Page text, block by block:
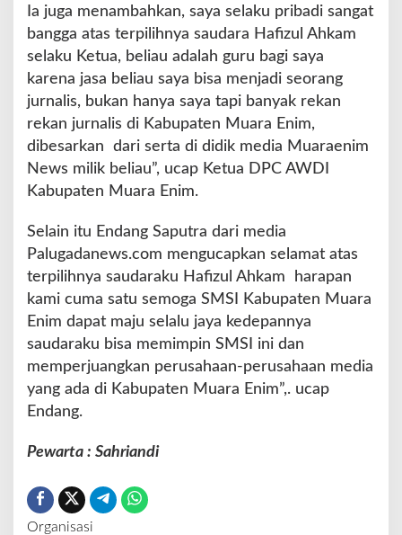
i
m
Ia juga menambahkan, saya selaku pribadi sangat
bangga atas terpilihnya saudara Hafizul Ahkam
selaku Ketua, beliau adalah guru bagi saya
karena jasa beliau saya bisa menjadi seorang
jurnalis, bukan hanya saya tapi banyak rekan
rekan jurnalis di Kabupaten Muara Enim,
dibesarkan dari serta di didik media Muaraenim
News milik beliau”, ucap Ketua DPC AWDI
Kabupaten Muara Enim.
Selain itu Endang Saputra dari media
Palugadanews.com mengucapkan selamat atas
terpilihnya saudaraku Hafizul Ahkam harapan
kami cuma satu semoga SMSI Kabupaten Muara
Enim dapat maju selalu jaya kedepannya
saudaraku bisa memimpin SMSI ini dan
memperjuangkan perusahaan-perusahaan media
yang ada di Kabupaten Muara Enim”,. ucap
Endang.
Pewarta : Sahriandi
Organisasi